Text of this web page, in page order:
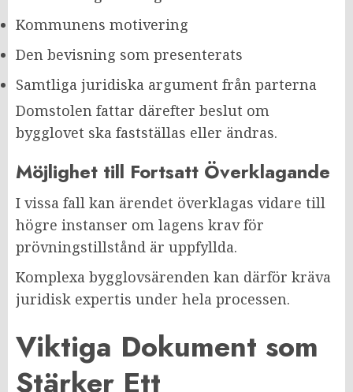
Kommunens motivering
Den bevisning som presenterats
Samtliga juridiska argument från parterna
Domstolen fattar därefter beslut om
bygglovet ska fastställas eller ändras.
Möjlighet till Fortsatt Överklagande
I vissa fall kan ärendet överklagas vidare till
högre instanser om lagens krav för
prövningstillstånd är uppfyllda.
Komplexa bygglovsärenden kan därför kräva
juridisk expertis under hela processen.
Viktiga Dokument som
Stärker Ett